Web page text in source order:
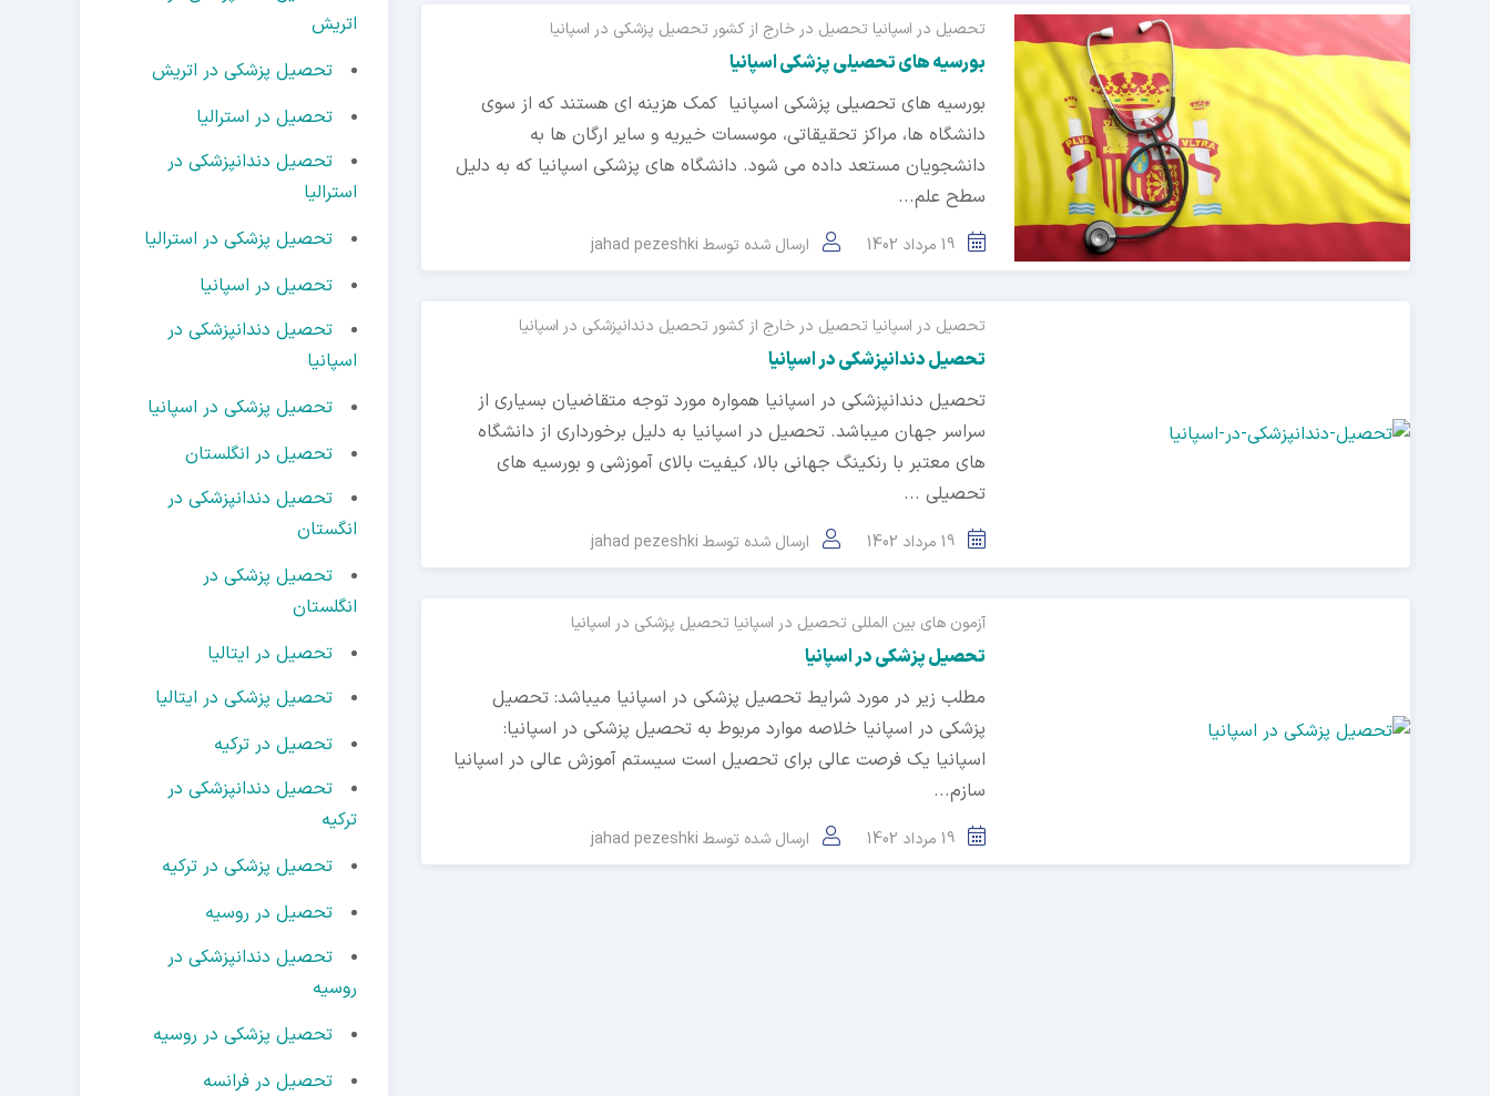
تحصیل در اسپانیا تحصیل در خارج از کشور تحصیل پزشکی در اسپانیا
بورسیه های تحصیلی پزشکی اسپانیا
بورسیه های تحصیلی پزشکی اسپانیا کمک‌ هزینه ‌ای هستند که از سوی
دانشگاه‌ ها، مراکز تحقیقاتی، موسسات خیریه و سایر ارگان‌ ها به
دانشجویان مستعد داده می ‌شود. دانشگاه های پزشکی اسپانیا که به دلیل
سطح علم...
ارسال شده توسط jahad pezeshki
تحصیل در اسپانیا تحصیل در خارج از کشور تحصیل دندانپزشکی در اسپانیا
تحصیل دندانپزشکی در اسپانیا
تحصیل دندانپزشکی در اسپانیا همواره مورد توجه متقاضیان بسیاری از
سراسر جهان میباشد. تحصیل در اسپانیا به دلیل برخورداری از دانشگاه
های معتبر با رنکینگ جهانی بالا، کیفیت بالای آموزشی و بورسیه های
تحصیلی ...
ارسال شده توسط jahad pezeshki
آزمون های بین المللی تحصیل در اسپانیا تحصیل پزشکی در اسپانیا
تحصیل پزشکی در اسپانیا
مطلب زیر در مورد شرایط تحصیل پزشکی در اسپانیا میباشد: تحصیل
پزشکی در اسپانیا خلاصه موارد مربوط به تحصیل پزشکی در اسپانیا:
اسپانیا یک فرصت عالی برای تحصیل است سیستم آموزش عالی در اسپانیا
سازم...
ارسال شده توسط jahad pezeshki
اتریش
تحصیل پزشکی در اتریش
تحصیل در استرالیا
تحصیل دندانپزشکی در
استرالیا
تحصیل پزشکی در استرالیا
تحصیل در اسپانیا
تحصیل دندانپزشکی در
اسپانیا
تحصیل پزشکی در اسپانیا
تحصیل در انگلستان
تحصیل دندانپزشکی در
انگستان
تحصیل پزشکی در
انگلستان
تحصیل در ایتالیا
تحصیل پزشکی در ایتالیا
تحصیل در ترکیه
تحصیل دندانپزشکی در
ترکیه
تحصیل پزشکی در ترکیه
تحصیل در روسیه
تحصیل دندانپزشکی در
روسیه
تحصیل پزشکی در روسیه
تحصیل در فرانسه